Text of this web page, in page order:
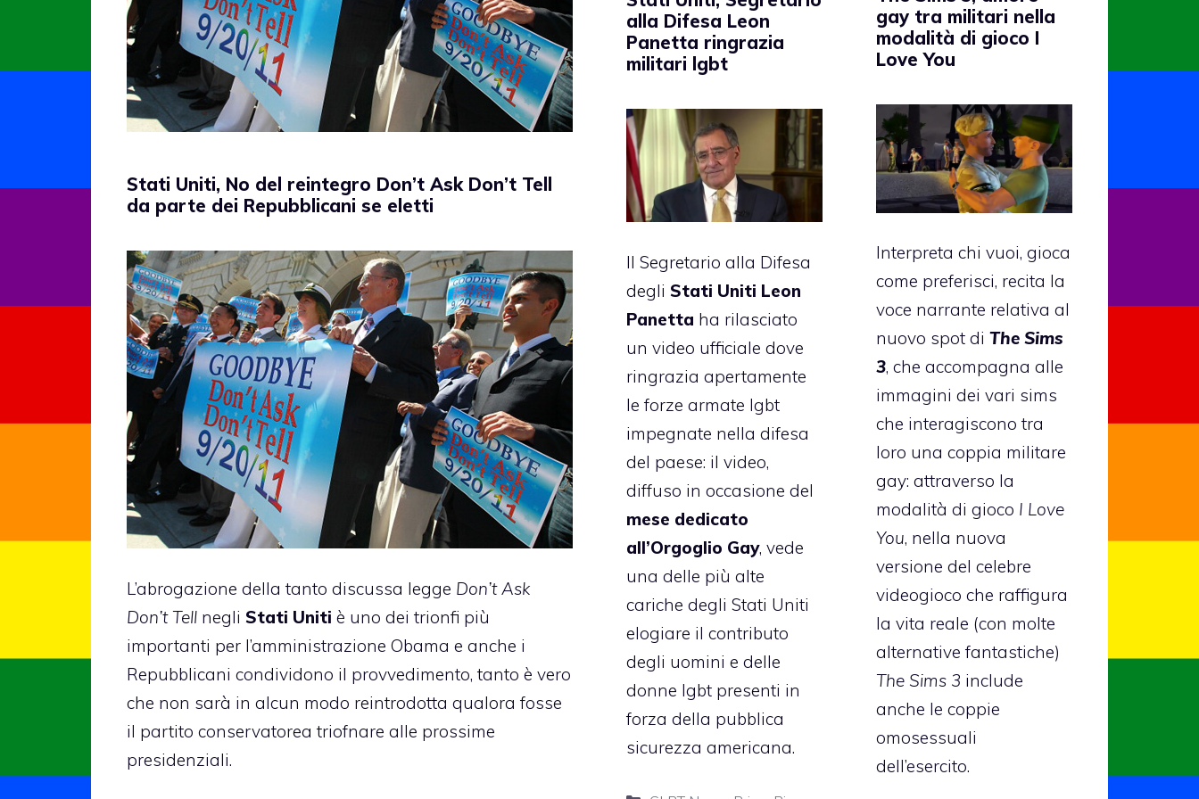
Stati Uniti, No del reintegro Don’t Ask Don’t Tell
da parte dei Repubblicani se eletti
L’abrogazione della tanto discussa legge Don’t Ask
Don’t Tell negli Stati Uniti è uno dei trionfi più
importanti per l’amministrazione Obama e anche i
Repubblicani condividono il provvedimento, tanto è vero
che non sarà in alcun modo reintrodotta qualora fosse
il partito conservatorea triofnare alle prossime
presidenziali.
alla Difesa Leon
Panetta ringrazia
militari lgbt
Il Segretario alla Difesa
degli Stati Uniti Leon
Panetta ha rilasciato
un video ufficiale dove
ringrazia apertamente
le forze armate lgbt
impegnate nella difesa
del paese: il video,
diffuso in occasione del
mese dedicato
all’Orgoglio Gay, vede
una delle più alte
cariche degli Stati Uniti
elogiare il contributo
degli uomini e delle
donne lgbt presenti in
forza della pubblica
sicurezza americana.
gay tra militari nella
modalità di gioco I
Love You
Interpreta chi vuoi, gioca
come preferisci, recita la
voce narrante relativa al
nuovo spot di The Sims
3, che accompagna alle
immagini dei vari sims
che interagiscono tra
loro una coppia militare
gay: attraverso la
modalità di gioco I Love
You, nella nuova
versione del celebre
videogioco che raffigura
la vita reale (con molte
alternative fantastiche)
The Sims 3 include
anche le coppie
omosessuali
dell’esercito.